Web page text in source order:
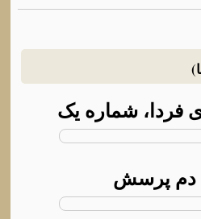
فردا، شماره یک
دم پرسش